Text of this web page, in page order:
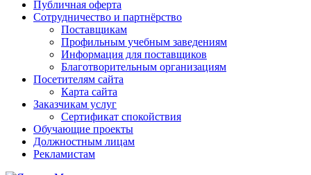
Публичная оферта
Сотрудничество и партнёрство
Поставщикам
Профильным учебным заведениям
Информация для поставщиков
Благотворительным организациям
Посетителям сайта
Карта сайта
Заказчикам услуг
Сертификат спокойствия
Обучающие проекты
Должностным лицам
Рекламистам